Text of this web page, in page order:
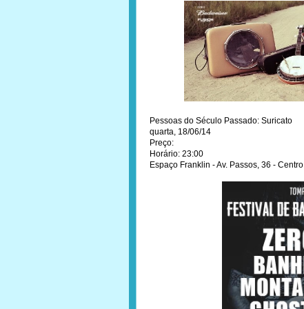
Pessoas do Século Passado: Suricato
quarta, 18/06/14
Preço:
Horário: 23:00
Espaço Franklin - Av. Passos, 36 - Centro